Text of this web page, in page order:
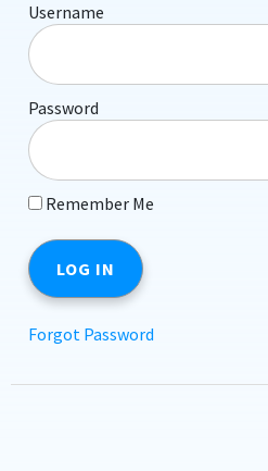
Username
Password
Remember Me
Forgot Password